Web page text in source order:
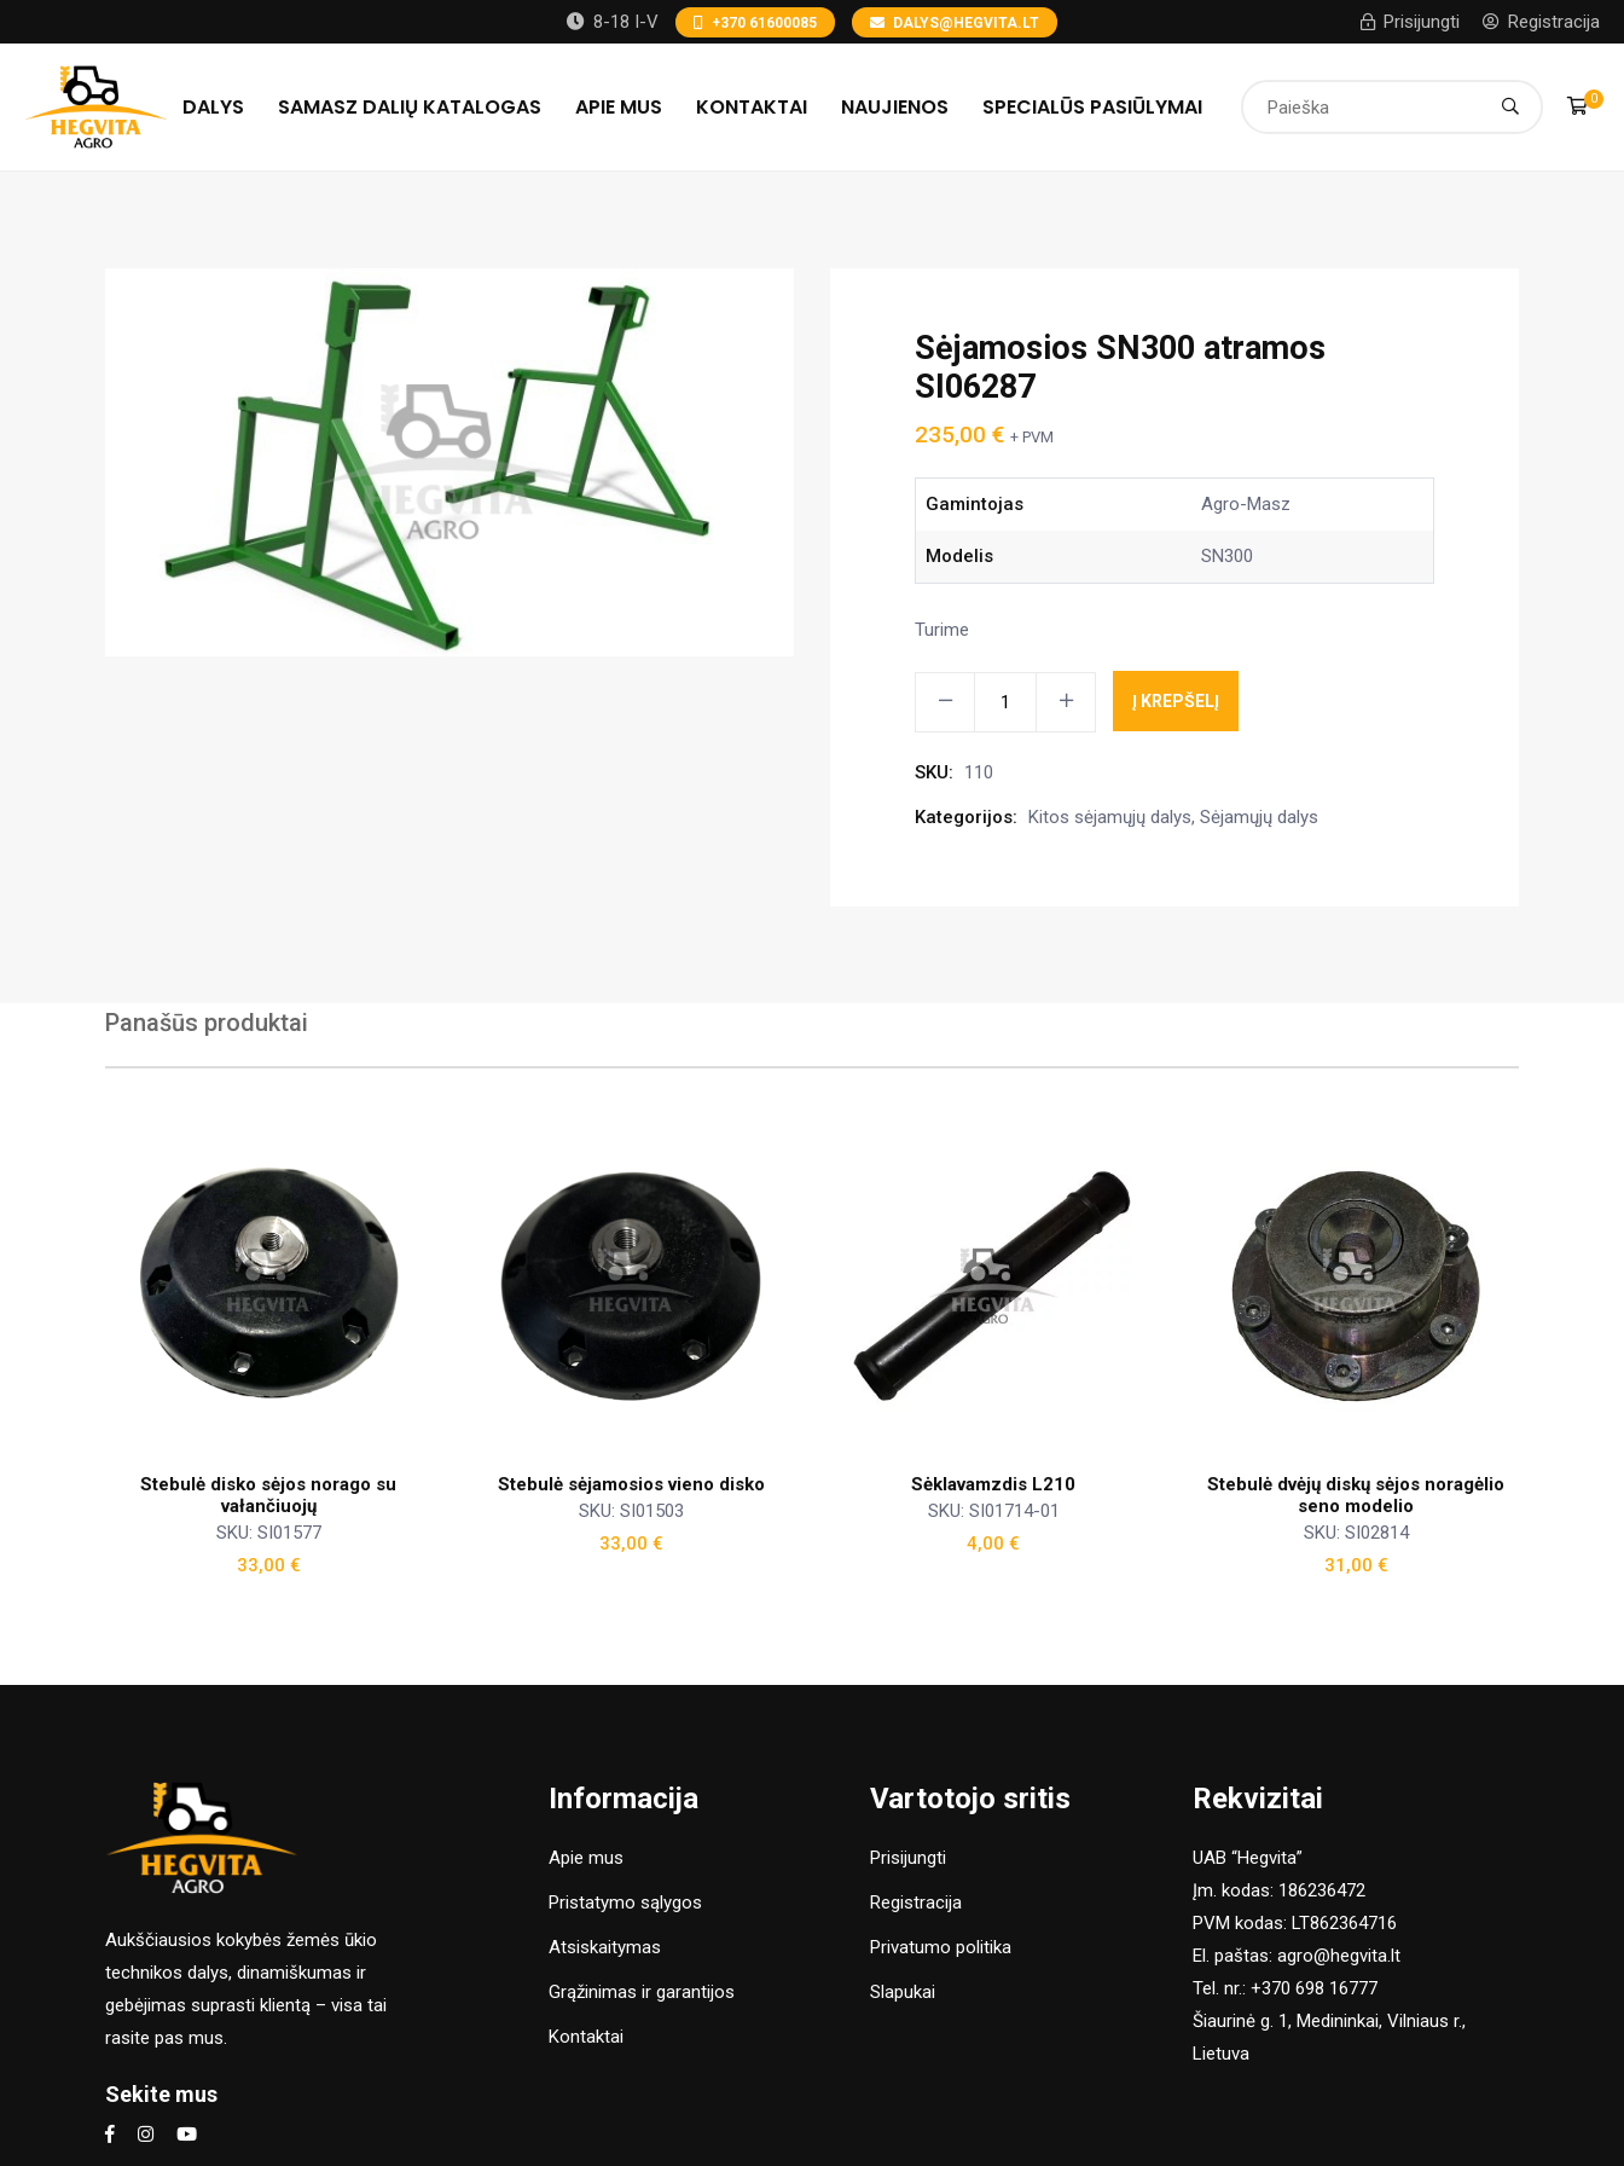
8-18 I-V +370 61600085 DALYS@HEGVITA.LT Prisijungti Registracija
DALYS SAMASZ DALIŲ KATALOGAS APIE MUS KONTAKTAI NAUJIENOS SPECIALŪS PASIŪLYMAI 0
Sėjamosios SN300 atramos
SI06287
235,00 € + PVM
Gamintojas Agro-Masz
Modelis SN300
Turime
SI06287
kiekis
Į KREPŠELĮ
SKU: 110
Kategorijos: Kitos sėjamųjų dalys, Sėjamųjų dalys
Panašūs produktai
Stebulė disko sėjos norago su
vałančiuojų
SKU: SI01577
33,00 €
Stebulė sėjamosios vieno disko
SKU: SI01503
33,00 €
Sėklavamzdis L210
SKU: SI01714-01
4,00 €
Stebulė dvėjų diskų sėjos noragėlio
seno modelio
SKU: SI02814
31,00 €
Aukščiausios kokybės žemės ūkio
technikos dalys, dinamiškumas ir
gebėjimas suprasti klientą – visa tai
rasite pas mus.
Sekite mus
Informacija
Apie mus
Pristatymo sąlygos
Atsiskaitymas
Grąžinimas ir garantijos
Kontaktai
Vartotojo sritis
Prisijungti
Registracija
Privatumo politika
Slapukai
Rekvizitai
UAB “Hegvita”
Įm. kodas: 186236472
PVM kodas: LT862364716
El. paštas: agro@hegvita.lt
Tel. nr.: +370 698 16777
Šiaurinė g. 1, Medininkai, Vilniaus r.,
Lietuva